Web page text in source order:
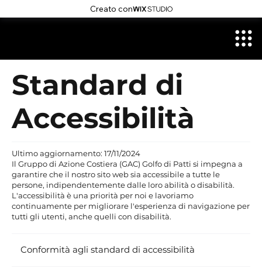
Creato con
Standard di
Accessibilità
Ultimo aggiornamento: 17/11/2024
Il Gruppo di Azione Costiera (GAC) Golfo di Patti si impegna a
garantire che il nostro sito web sia accessibile a tutte le
persone, indipendentemente dalle loro abilità o disabilità.
L'accessibilità è una priorità per noi e lavoriamo
continuamente per migliorare l'esperienza di navigazione per
tutti gli utenti, anche quelli con disabilità.
Conformità agli standard di accessibilità